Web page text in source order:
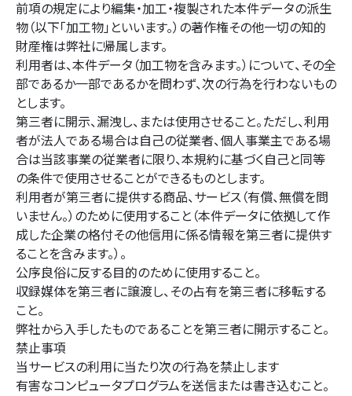
前項の規定により編集・加工・複製された本件データの派生
物（以下「加工物」といいます。）の著作権その他一切の知的
財産権は弊社に帰属します。
利用者は、本件データ（加工物を含みます。）について、その全
部であるか一部であるかを問わず、次の行為を行わないもの
とします。
第三者に開示、漏洩し、または使用させること。ただし、利用
者が法人である場合は自己の従業者、個人事業主である場
合は当該事業の従業者に限り、本規約に基づく自己と同等
の条件で使用させることができるものとします。
利用者が第三者に提供する商品、サービス（有償、無償を問
いません。）のために使用すること（本件データに依拠して作
成した企業の格付その他信用に係る情報を第三者に提供す
ることを含みます。）。
公序良俗に反する目的のために使用すること。
収録媒体を第三者に譲渡し、その占有を第三者に移転する
こと。
弊社から入手したものであることを第三者に開示すること。
禁止事項
当サービスの利用に当たり次の行為を禁止します
有害なコンピュータプログラムを送信または書き込むこと。